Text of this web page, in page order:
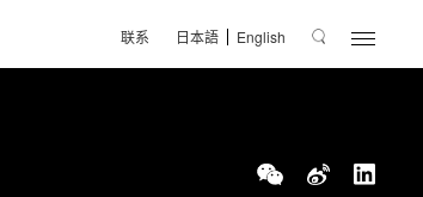
联系 日本語 English